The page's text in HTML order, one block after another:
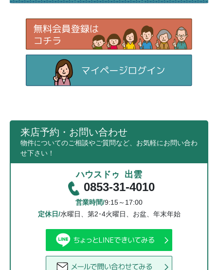
来店予約・お問い合わせ
物件についてのご相談やご質問など、お気軽にお問い合わ
せ下さい！
ハウスドゥ 出雲
0853-31-4010
営業時間/9:15～17:00
定休日/水曜日、第2･4火曜日、お盆、年末年始